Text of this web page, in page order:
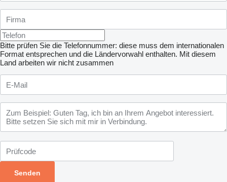
Bitte prüfen Sie die Telefonnummer: diese muss dem internationalen
Format entsprechen und die Ländervorwahl enthalten. Mit diesem
Land arbeiten wir nicht zusammen